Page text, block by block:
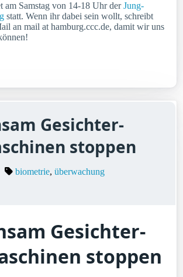
am Samstag von 14-18 Uhr derJung-
statt. Wenn ihr dabei sein wollt, schreibt
an mail at hamburg.ccc.de, damit wir uns
Gesichter-
stoppen
biometrie überwachung
Gesichter-
stoppen